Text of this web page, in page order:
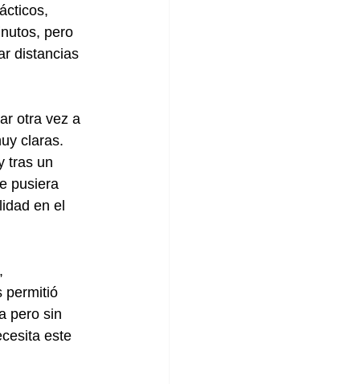
pero
distancias
otra vez a
claras.
tras un
pusiera
en el
permitió
pero sin
este